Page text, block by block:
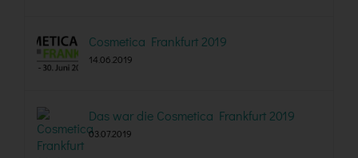
Cosmetica Frankfurt 2019
14.06.2019
Das war die Cosmetica Frankfurt 2019
03.07.2019